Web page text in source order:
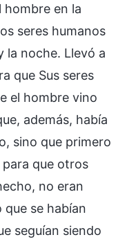
hombre en la
seres humanos
la noche. Llevó a
que Sus seres
el hombre vino
además, había
sino que primero
para que otros
no eran
que se habían
seguían siendo